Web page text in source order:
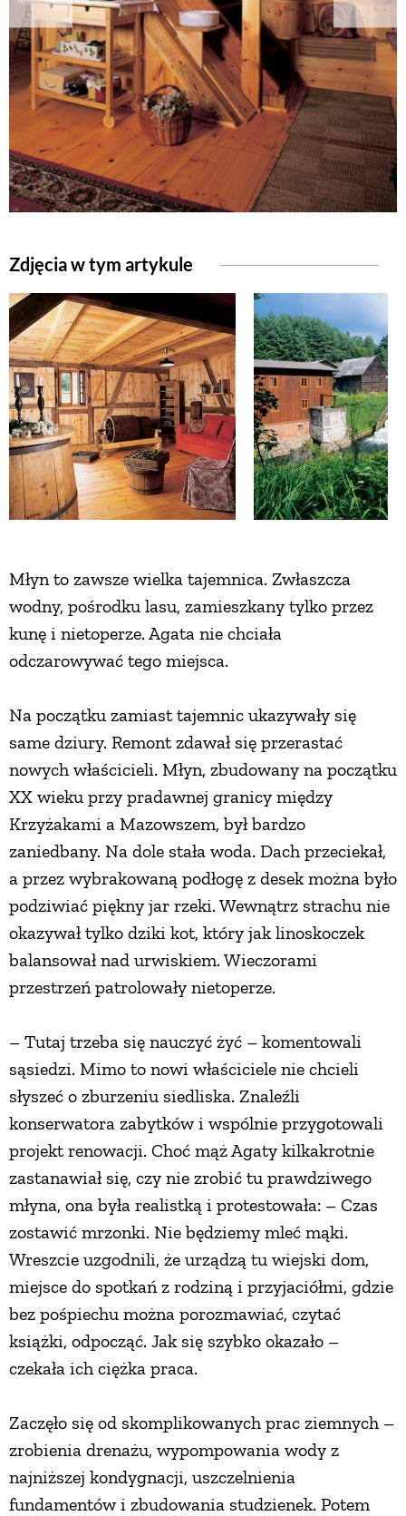
Zdjęcia w tym artykule
Młyn to zawsze wielka tajemnica. Zwłaszcza
wodny, pośrodku lasu, zamieszkany tylko przez
kunę i nietoperze. Agata nie chciała
odczarowywać tego miejsca.
Na początku zamiast tajemnic ukazywały się
same dziury. Remont zdawał się przerastać
nowych właścicieli. Młyn, zbudowany na początku
XX wieku przy pradawnej granicy między
Krzyżakami a Mazowszem, był bardzo
zaniedbany. Na dole stała woda. Dach przeciekał,
a przez wybrakowaną podłogę z desek można było
podziwiać piękny jar rzeki. Wewnątrz strachu nie
okazywał tylko dziki kot, który jak linoskoczek
balansował nad urwiskiem. Wieczorami
przestrzeń patrolowały nietoperze.
– Tutaj trzeba się nauczyć żyć – komentowali
sąsiedzi. Mimo to nowi właściciele nie chcieli
słyszeć o zburzeniu siedliska. Znaleźli
konserwatora zabytków i wspólnie przygotowali
projekt renowacji. Choć mąż Agaty kilkakrotnie
zastanawiał się, czy nie zrobić tu prawdziwego
młyna, ona była realistką i protestowała: – Czas
zostawić mrzonki. Nie będziemy mleć mąki.
Wreszcie uzgodnili, że urządzą tu wiejski dom,
miejsce do spotkań z rodziną i przyjaciółmi, gdzie
bez pośpiechu można porozmawiać, czytać
książki, odpocząć. Jak się szybko okazało –
czekała ich ciężka praca.
Zaczęło się od skomplikowanych prac ziemnych –
zrobienia drenażu, wypompowania wody z
najniższej kondygnacji, uszczelnienia
fundamentów i zbudowania studzienek. Potem
NATURALNIE
URODA
NATURALNA APTECZKA
EKO ŻYCIE
PRZYRODA
ZWIERZĘTA DOMOWE
ZWIERZĘTA W NATURZE
GRZYBY
RĘKODZIEŁO
RZEMIOSŁO
ZWYCZAJE
ZRÓB TO SAM
PRZEPISY
ŚNIADANIA
PRZYSTAWKI
DANIA GŁÓWNE
CIASTA I DESERY
PRZETWORY